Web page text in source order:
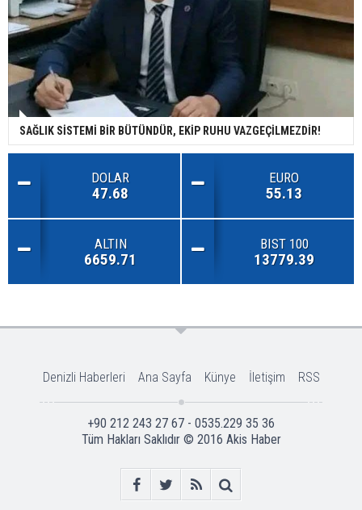
SAĞLIK SİSTEMİ BİR BÜTÜNDÜR, EKİP RUHU VAZGEÇİLMEZDİR!
DOLAR
47.68
EURO
55.13
ALTIN
6659.71
BIST 100
13779.39
Denizli Haberleri Ana Sayfa Künye İletişim RSS
+90 212 243 27 67 - 0535.229 35 36
Tüm Hakları Saklıdır © 2016 Akis Haber